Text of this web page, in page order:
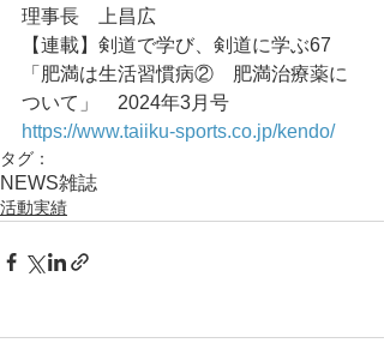
理事長　上昌広
【連載】剣道で学び、剣道に学ぶ67
「肥満は生活習慣病②　肥満治療薬に
ついて」	2024年3月号
https://www.taiiku-sports.co.jp/kendo/
タグ：
NEWS雑誌
活動実績